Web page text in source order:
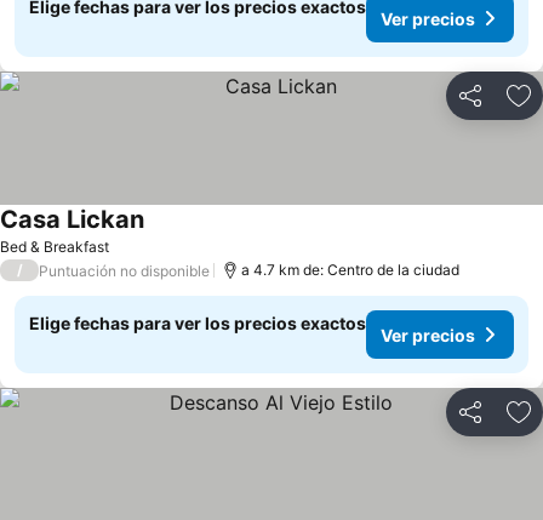
Elige fechas para ver los precios exactos
Ver precios
Compartir
Bed & Breakfast
Casa LickanVer precios
/ Puntuación no disponible a 4.7 km de: Centro de la ciudad
Elige fechas para ver los precios exactos
Ver precios
Compartir